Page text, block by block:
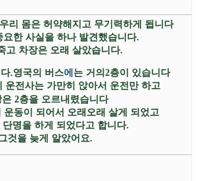
리 몸은 허약해지고 무기력하게 됩니다
요한 사실을 하나 발견했습니다.
고 차장은 오래 살았습니다.
.영국의 버스에 는 거의 2층이 있습니다
운전사는 가만히 앉아서 운전만 하고
은2층을 오르내렸습니다
운동이 되어서 오래오래 살게 되었고
단명을 하게 되었다고 합니다.
것을 늦게 알았어요.